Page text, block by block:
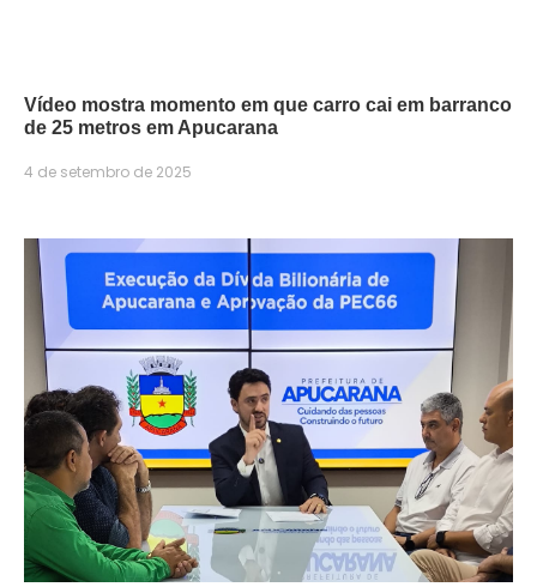
Vídeo mostra momento em que carro cai em barranco
de 25 metros em Apucarana
4 de setembro de 2025